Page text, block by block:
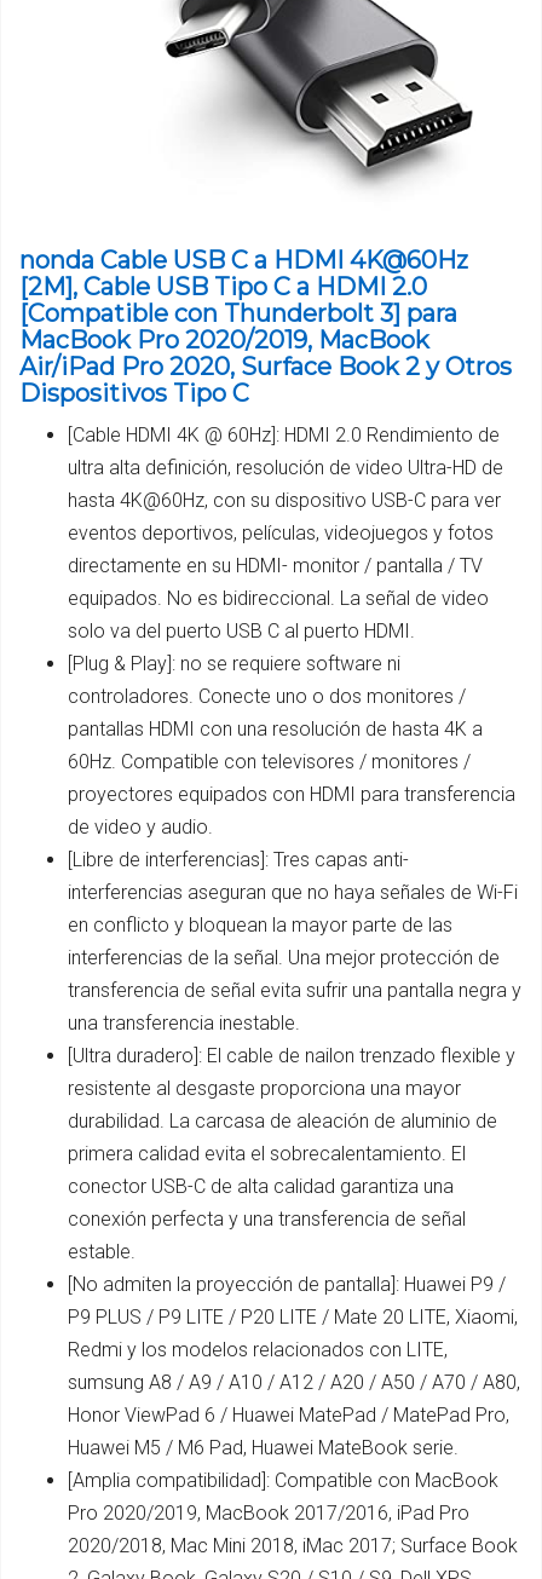
nonda Cable USB C a HDMI 4K@60Hz
[2M], Cable USB Tipo C a HDMI 2.0
[Compatible con Thunderbolt 3] para
MacBook Pro 2020/2019, MacBook
Air/iPad Pro 2020, Surface Book 2 y Otros
Dispositivos Tipo C
[Cable HDMI 4K @ 60Hz]: HDMI 2.0 Rendimiento de
ultra alta definición, resolución de video Ultra-HD de
hasta 4K@60Hz, con su dispositivo USB-C para ver
eventos deportivos, películas, videojuegos y fotos
directamente en su HDMI- monitor / pantalla / TV
equipados. No es bidireccional. La señal de video
solo va del puerto USB C al puerto HDMI.
[Plug & Play]: no se requiere software ni
controladores. Conecte uno o dos monitores /
pantallas HDMI con una resolución de hasta 4K a
60Hz. Compatible con televisores / monitores /
proyectores equipados con HDMI para transferencia
de video y audio.
[Libre de interferencias]: Tres capas anti-
interferencias aseguran que no haya señales de Wi-Fi
en conflicto y bloquean la mayor parte de las
interferencias de la señal. Una mejor protección de
transferencia de señal evita sufrir una pantalla negra y
una transferencia inestable.
[Ultra duradero]: El cable de nailon trenzado flexible y
resistente al desgaste proporciona una mayor
durabilidad. La carcasa de aleación de aluminio de
primera calidad evita el sobrecalentamiento. El
conector USB-C de alta calidad garantiza una
conexión perfecta y una transferencia de señal
estable.
[No admiten la proyección de pantalla]: Huawei P9 /
P9 PLUS / P9 LITE / P20 LITE / Mate 20 LITE, Xiaomi,
Redmi y los modelos relacionados con LITE,
sumsung A8 / A9 / A10 / A12 / A20 / A50 / A70 / A80,
Honor ViewPad 6 / Huawei MatePad / MatePad Pro,
Huawei M5 / M6 Pad, Huawei MateBook serie.
[Amplia compatibilidad]: Compatible con MacBook
Pro 2020/2019, MacBook 2017/2016, iPad Pro
2020/2018, Mac Mini 2018, iMac 2017; Surface Book